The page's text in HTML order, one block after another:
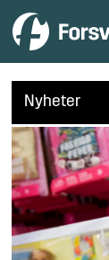
Nyheter